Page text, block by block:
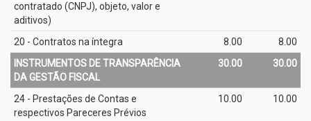
contratado (CNPJ), objeto, valor e
aditivos)
20 - Contratos na íntegra 8.00
8.00
INSTRUMENTOS DE TRANSPARÊNCIA
DA GESTÃO FISCAL
30.00 30.00
24 - Prestações de Contas e
respectivos Pareceres Prévios
10.00 10.00